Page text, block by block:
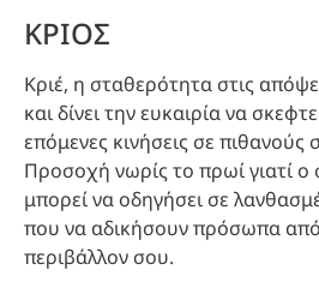
ΚΡΙΟΣ
Κριέ, η σταθερότητα στις
και δίνει την ευκαιρία να
επόμενες κινήσεις σε πιθανούς
Προσοχή νωρίς το πρωί γιατί ο
μπορεί να οδηγήσει σε
που να αδικήσουν πρόσωπα
περιβάλλον σου.